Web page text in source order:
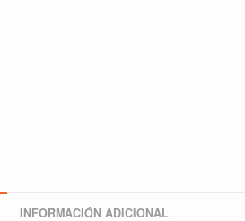
INFORMACIÓN ADICIONAL